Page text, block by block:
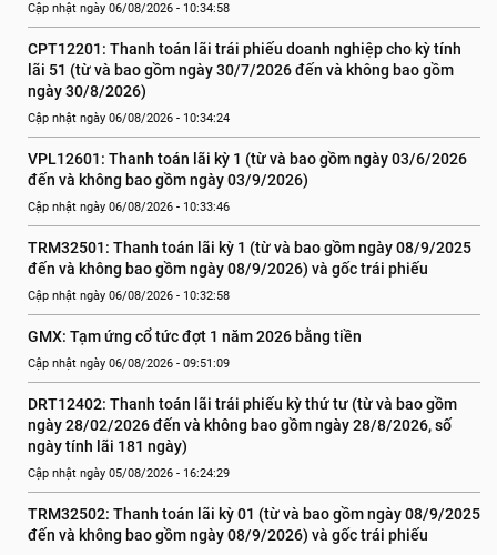
Cập nhật ngày 06/08/2026 - 10:34:58
CPT12201: Thanh toán lãi trái phiếu doanh nghiệp cho kỳ tính
lãi 51 (từ và bao gồm ngày 30/7/2026 đến và không bao gồm
ngày 30/8/2026)
Cập nhật ngày 06/08/2026 - 10:34:24
VPL12601: Thanh toán lãi kỳ 1 (từ và bao gồm ngày 03/6/2026
đến và không bao gồm ngày 03/9/2026)
Cập nhật ngày 06/08/2026 - 10:33:46
TRM32501: Thanh toán lãi kỳ 1 (từ và bao gồm ngày 08/9/2025
đến và không bao gồm ngày 08/9/2026) và gốc trái phiếu
Cập nhật ngày 06/08/2026 - 10:32:58
GMX: Tạm ứng cổ tức đợt 1 năm 2026 bằng tiền
Cập nhật ngày 06/08/2026 - 09:51:09
DRT12402: Thanh toán lãi trái phiếu kỳ thứ tư (từ và bao gồm
ngày 28/02/2026 đến và không bao gồm ngày 28/8/2026, số
ngày tính lãi 181 ngày)
Cập nhật ngày 05/08/2026 - 16:24:29
TRM32502: Thanh toán lãi kỳ 01 (từ và bao gồm ngày 08/9/2025
đến và không bao gồm ngày 08/9/2026) và gốc trái phiếu